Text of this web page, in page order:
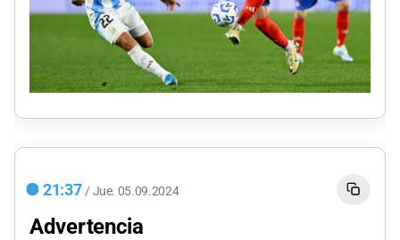
21:37 / Jue. 05.09.2024
Advertencia